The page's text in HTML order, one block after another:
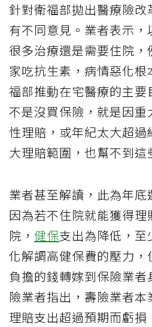
針對衛福部拋出醫療險
有不同意見。業者表示，
很多治療還是需要住院
家吃抗生素，病情惡化
福部推動在宅醫療的主要
不是沒買保險，就是因重
性理賠，或年紀太大超
大理賠範圍，也幫不到這
業者甚至解讀，此為年底
因為若不住院就能獲得理
院， 健保支出為降低，
化解調高健保費的壓力，
負擔的錢轉嫁到保險業
險業者指出，壽險業者
理賠支出超過預期而虧